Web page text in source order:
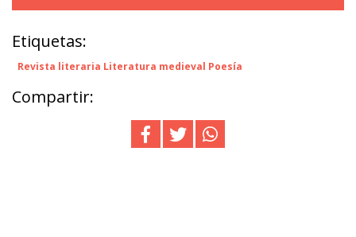
Etiquetas:
Revista literaria Literatura medieval Poesía
Compartir: